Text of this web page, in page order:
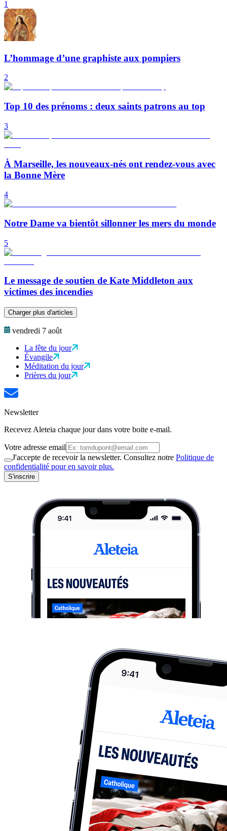
1
L’hommage d’une graphiste aux pompiers
2
Top 10 des prénoms : deux saints patrons au top
3
À Marseille, les nouveaux-nés ont rendez-vous avec
la Bonne Mère
4
Notre Dame va bientôt sillonner les mers du monde
5
Le message de soutien de Kate Middleton aux
victimes des incendies
Charger plus d'articles
vendredi 7 août
La fête du jour
Évangile
Méditation du jour
Prières du jour
Newsletter
Recevez Aleteia chaque jour dans votre boite e-mail.
Votre adresse email
J'accepte de recevoir la newsletter. Consultez notre Politique de
confidentialité pour en savoir plus.
S'inscrire